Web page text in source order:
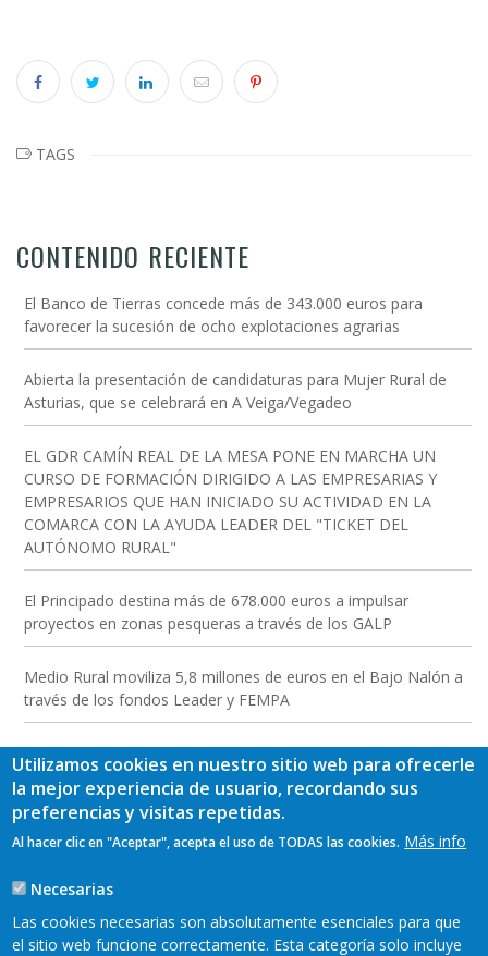
TAGS
CONTENIDO RECIENTE
El Banco de Tierras concede más de 343.000 euros para
favorecer la sucesión de ocho explotaciones agrarias
Abierta la presentación de candidaturas para Mujer Rural de
Asturias, que se celebrará en A Veiga/Vegadeo
EL GDR CAMÍN REAL DE LA MESA PONE EN MARCHA UN
CURSO DE FORMACIÓN DIRIGIDO A LAS EMPRESARIAS Y
EMPRESARIOS QUE HAN INICIADO SU ACTIVIDAD EN LA
COMARCA CON LA AYUDA LEADER DEL "TICKET DEL
AUTÓNOMO RURAL"
El Principado destina más de 678.000 euros a impulsar
proyectos en zonas pesqueras a través de los GALP
Medio Rural moviliza 5,8 millones de euros en el Bajo Nalón a
través de los fondos Leader y FEMPA
Utilizamos cookies en nuestro sitio web para ofrecerle
la mejor experiencia de usuario, recordando sus
preferencias y visitas repetidas.
Al hacer clic en "Aceptar", acepta el uso de TODAS las cookies. Más info
Necesarias
Las cookies necesarias son absolutamente esenciales para que
el sitio web funcione correctamente. Esta categoría solo incluye